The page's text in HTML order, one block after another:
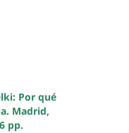
Por qué
Madrid,
pp.